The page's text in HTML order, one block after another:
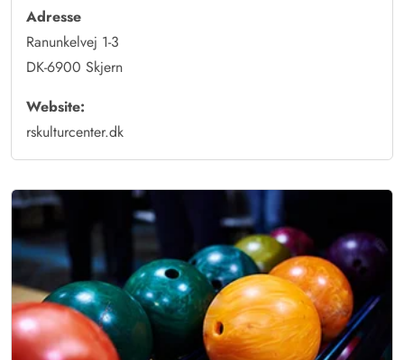
Adresse
Ranunkelvej 1-3
DK-6900 Skjern
Website:
rskulturcenter.dk